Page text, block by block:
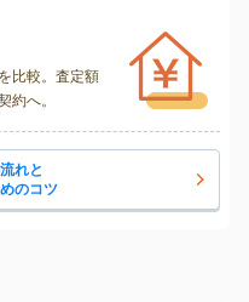
比較。査定額
約へ。
れと
のコツ